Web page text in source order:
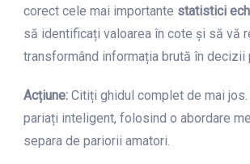
corect cele mai importante statistici
să identificați valoarea în cote și să vă
transformând informația brută în decizii
Acțiune: Citiți ghidul complet de mai
pariați inteligent, folosind o abordare
separa de pariorii amatori.